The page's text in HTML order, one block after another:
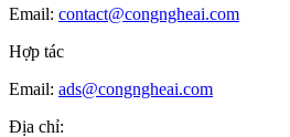
Email: contact@congngheai.com
Hợp tác
Email: ads@congngheai.com
Địa chỉ: